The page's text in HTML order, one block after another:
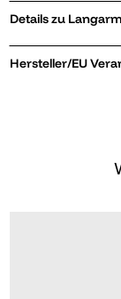
Hersteller/EU